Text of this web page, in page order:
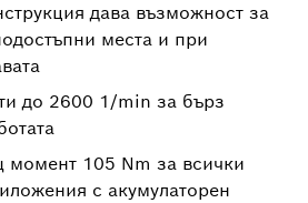
дава възможност за
места и при
до 2600 1/min за бърз
105 Nm за всички
с акумулаторен